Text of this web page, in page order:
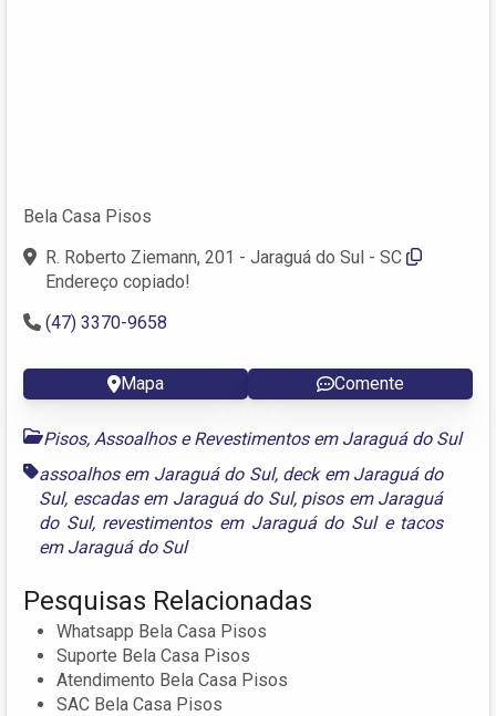
Bela Casa Pisos
R. Roberto Ziemann, 201 - Jaraguá do Sul - SC
Endereço copiado!
(47) 3370-9658
Mapa Comente
Pisos, Assoalhos e Revestimentos em Jaraguá do Sul
assoalhos em Jaraguá do Sul, deck em Jaraguá do
Sul, escadas em Jaraguá do Sul, pisos em Jaraguá
do Sul, revestimentos em Jaraguá do Sule tacos
em Jaraguá do Sul
Pesquisas Relacionadas
Whatsapp Bela Casa Pisos
Suporte Bela Casa Pisos
Atendimento Bela Casa Pisos
SAC Bela Casa Pisos